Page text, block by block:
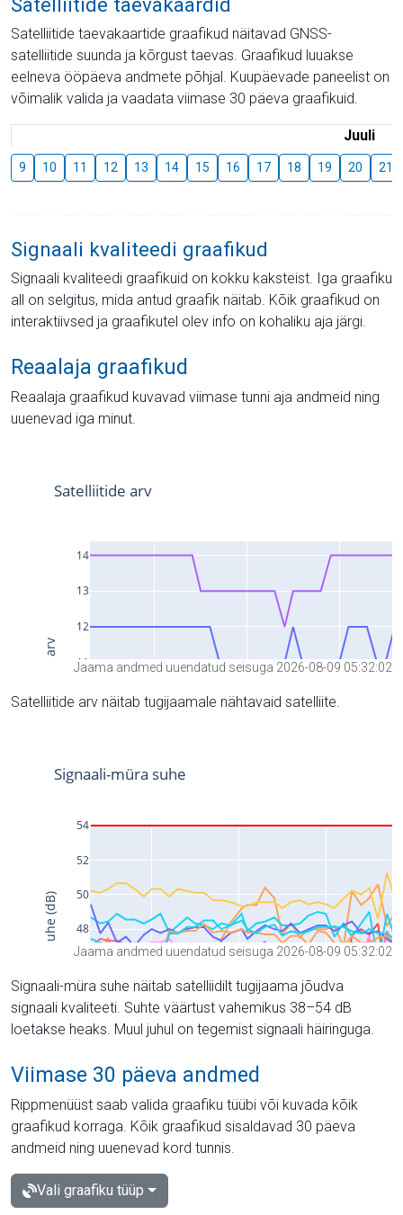
Satelliitide taevakaartide graafikud näitavad GNSS-
satelliitide suunda ja kõrgust taevas. Graafikud luuakse
eelneva ööpäeva andmete põhjal. Kuupäevade paneelist on
võimalik valida ja vaadata viimase 30 päeva graafikuid.
Juuli
9 10 11 12 13 14 15 16 17 18 19 20 21
Signaali kvaliteedi graafikud
Signaali kvaliteedi graafikuid on kokku kaksteist. Iga graafiku
all on selgitus, mida antud graafik näitab. Kõik graafikud on
interaktiivsed ja graafikutel olev info on kohaliku aja järgi.
Reaalaja graafikud
Reaalaja graafikud kuvavad viimase tunni aja andmeid ning
uuenevad iga minut.
Jaama andmed uuendatud seisuga 2026-08-09 05:32:02
Satelliitide arv näitab tugijaamale nähtavaid satelliite.
Jaama andmed uuendatud seisuga 2026-08-09 05:32:02
Signaali-müra suhe näitab satelliidilt tugijaama jõudva
signaali kvaliteeti. Suhte väärtust vahemikus 38–54 dB
loetakse heaks. Muul juhul on tegemist signaali häiringuga.
Viimase 30 päeva andmed
Rippmenüüst saab valida graafiku tüübi või kuvada kõik
graafikud korraga. Kõik graafikud sisaldavad 30 päeva
andmeid ning uuenevad kord tunnis.
Vali graafiku tüüp